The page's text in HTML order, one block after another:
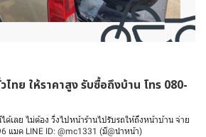
ไทย ให้ราคาสูง รับซื้อถึงบ้าน โทร 080-
ด้เลย ไม่ต้อง วิ่งไปหน้าร้านไปรับรถให้ถึงหน้าบ้าน จ่าย
แมค LINE ID: @mc1331 (มี@นำหน้า)